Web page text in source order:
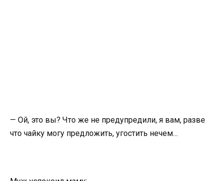
— Ой, это вы? Что же не предупредили, я вам, разве
что чайку могу предложить, угостить нечем…